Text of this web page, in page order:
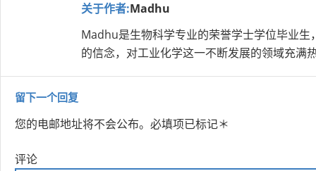
关于作者:Madhu
Madhu是生物科学专业的荣誉学士学位毕业
的信念，对工业化学这一不断发展的领域充满
留下一个回复
您的电邮地址将不会公布。 必填项已标记＊
评论